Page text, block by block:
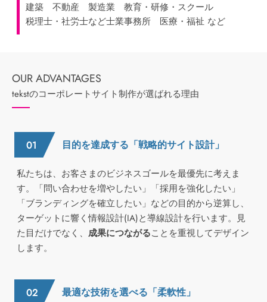
建築 不動産 製造業
教育・研修・スクール
税理士・社労士など士業事務所
医療・福祉 など
tekstのコーポレートサイト制作が選ばれる理由
目的を達成する「戦略的サイト設計」
私たちは、お客さまのビジネスゴールを最優先に考えま
す。「問い合わせを増やしたい」「採用を強化したい」
「ブランディングを確立したい」などの目的から逆算し、
ターゲットに響く情報設計(IA)と導線設計を行います。見
た目だけでなく、成果につながることを重視してデザイン
します。
最適な技術を選べる「柔軟性」